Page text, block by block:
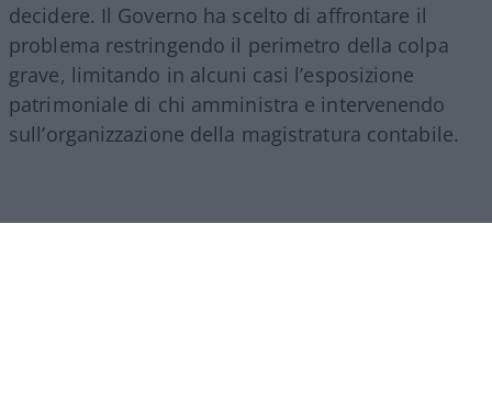
decidere. Il Governo ha scelto di affrontare il
problema restringendo il perimetro della colpa
grave, limitando in alcuni casi l’esposizione
patrimoniale di chi amministra e intervenendo
sull’organizzazione della magistratura contabile.